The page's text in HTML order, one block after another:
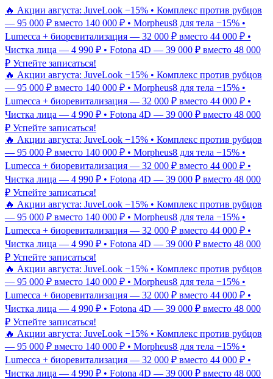
🔥 Акции августа: JuveLook −15% • Комплекс против рубцов
— 95 000 ₽ вместо 140 000 ₽ • Morpheus8 для тела −15% •
Lumecca + биоревитализация — 32 000 ₽ вместо 44 000 ₽ •
Чистка лица — 4 990 ₽ • Fotona 4D — 39 000 ₽ вместо 48 000
₽ Успейте записаться!
🔥 Акции августа: JuveLook −15% • Комплекс против рубцов
— 95 000 ₽ вместо 140 000 ₽ • Morpheus8 для тела −15% •
Lumecca + биоревитализация — 32 000 ₽ вместо 44 000 ₽ •
Чистка лица — 4 990 ₽ • Fotona 4D — 39 000 ₽ вместо 48 000
₽ Успейте записаться!
🔥 Акции августа: JuveLook −15% • Комплекс против рубцов
— 95 000 ₽ вместо 140 000 ₽ • Morpheus8 для тела −15% •
Lumecca + биоревитализация — 32 000 ₽ вместо 44 000 ₽ •
Чистка лица — 4 990 ₽ • Fotona 4D — 39 000 ₽ вместо 48 000
₽ Успейте записаться!
🔥 Акции августа: JuveLook −15% • Комплекс против рубцов
— 95 000 ₽ вместо 140 000 ₽ • Morpheus8 для тела −15% •
Lumecca + биоревитализация — 32 000 ₽ вместо 44 000 ₽ •
Чистка лица — 4 990 ₽ • Fotona 4D — 39 000 ₽ вместо 48 000
₽ Успейте записаться!
🔥 Акции августа: JuveLook −15% • Комплекс против рубцов
— 95 000 ₽ вместо 140 000 ₽ • Morpheus8 для тела −15% •
Lumecca + биоревитализация — 32 000 ₽ вместо 44 000 ₽ •
Чистка лица — 4 990 ₽ • Fotona 4D — 39 000 ₽ вместо 48 000
₽ Успейте записаться!
🔥 Акции августа: JuveLook −15% • Комплекс против рубцов
— 95 000 ₽ вместо 140 000 ₽ • Morpheus8 для тела −15% •
Lumecca + биоревитализация — 32 000 ₽ вместо 44 000 ₽ •
Чистка лица — 4 990 ₽ • Fotona 4D — 39 000 ₽ вместо 48 000